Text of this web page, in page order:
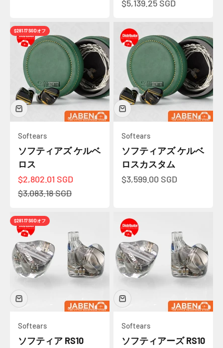
セール価格
$5,139.25 SGD
$281.17 SGDオフ
Softears
ソフティアズ ケルベ
ロス
セール価格
$2,802.01 SGD
通常価格
$3,083.18 SGD
Softears
ソフティアズ ケルベ
ロスカスタム
セール価格
$3,599.00 SGD
$281.17 SGDオフ
Softears
ソフティア RS10
Softears
ソフティアーズ RS10